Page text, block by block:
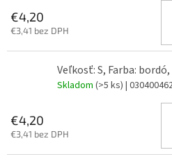
€4,20
€3,41 bez DPH
Veľkosť: S, Farba:
Skladom (>5 ks) |
€4,20
€3,41 bez DPH